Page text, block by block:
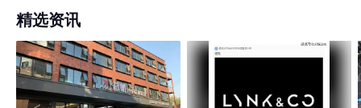
精选资讯